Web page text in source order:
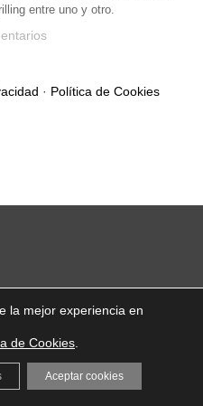
entre uno y otro.
· Política de Cookies
la mejor experiencia en
de Cookies
Aceptar cookies